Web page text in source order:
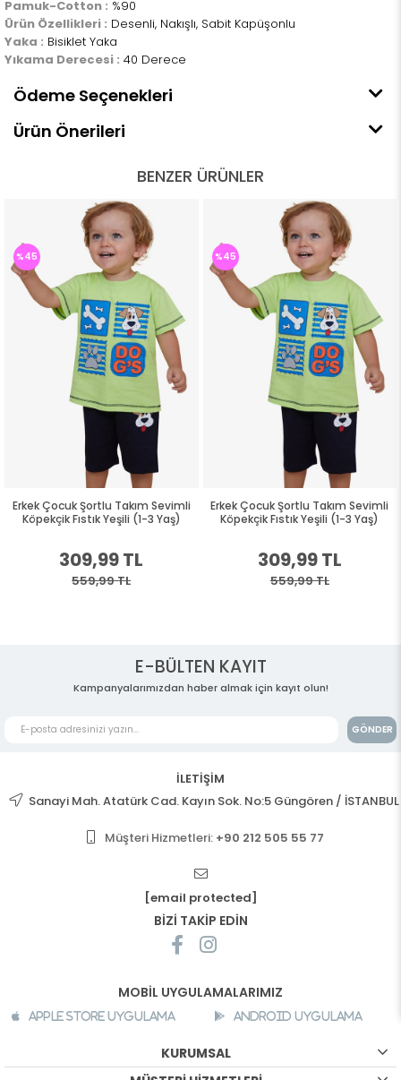
Pamuk-Cotton : %90
Ürün Özellikleri : Desenli, Nakışlı, Sabit Kapüşonlu
Yaka : Bisiklet Yaka
Yıkama Derecesi : 40 Derece
Ödeme Seçenekleri
Ürün Önerileri
BENZER ÜRÜNLER
Erkek Çocuk Şortlu Takım Sevimli
Köpekçik Fıstık Yeşili (1-3 Yaş)
309,99 TL
559,99 TL
%45
Erkek Çocuk Şortlu Takım Sevimli
Köpekçik Fıstık Yeşili (1-3 Yaş)
309,99 TL
559,99 TL
%45
E-BÜLTEN KAYIT
Kampanyalarımızdan haber almak için kayıt olun!
GÖNDER
İLETİŞİM
Sanayi Mah. Atatürk Cad. Kayın Sok. No:5 Güngören / İSTANBUL
Müşteri Hizmetleri: +90 212 505 55 77
[email protected]
BİZİ TAKİP EDİN
MOBİL UYGULAMALARIMIZ
Apple Store Uygulama Android Uygulama
KURUMSAL